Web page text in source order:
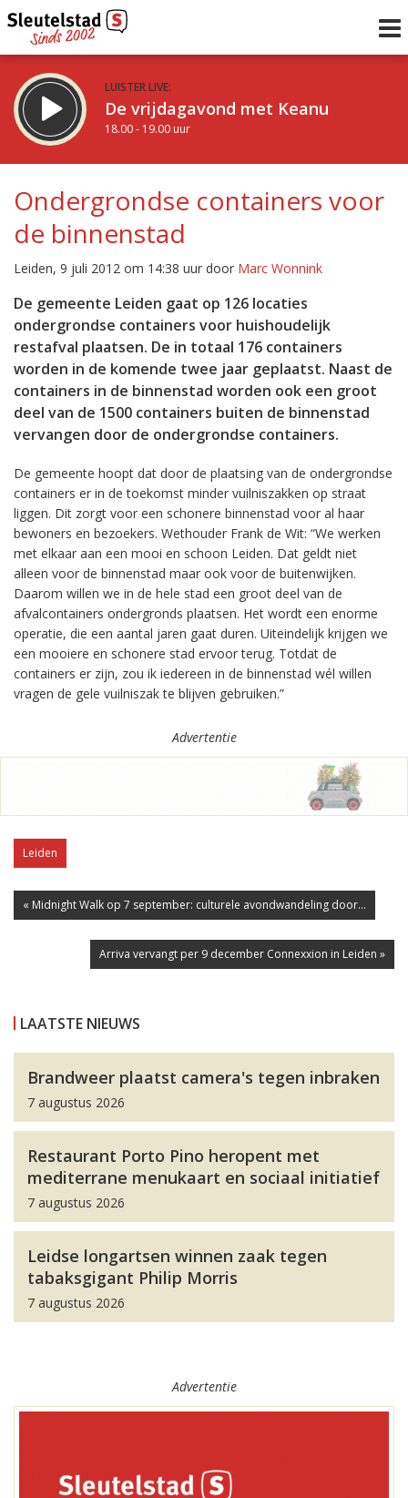
LUISTER LIVE:
De vrijdagavond met Keanu
18.00 - 19.00 uur
De Vrijdagavond met Gijs
19.00 - 21.00 uur
Vorig uur
uur 1 van 0
Inklappen
Ondergrondse containers voor
de binnenstad
Leiden, 9 juli 2012 om 14:38 uur door Marc Wonnink
De gemeente Leiden gaat op 126 locaties
ondergrondse containers voor huishoudelijk
restafval plaatsen. De in totaal 176 containers
worden in de komende twee jaar geplaatst. Naast de
containers in de binnenstad worden ook een groot
deel van de 1500 containers buiten de binnenstad
vervangen door de ondergrondse containers.
De gemeente hoopt dat door de plaatsing van de ondergrondse
containers er in de toekomst minder vuilniszakken op straat
liggen. Dit zorgt voor een schonere binnenstad voor al haar
bewoners en bezoekers. Wethouder Frank de Wit: “We werken
met elkaar aan een mooi en schoon Leiden. Dat geldt niet
alleen voor de binnenstad maar ook voor de buitenwijken.
Daarom willen we in de hele stad een groot deel van de
afvalcontainers ondergronds plaatsen. Het wordt een enorme
operatie, die een aantal jaren gaat duren. Uiteindelijk krijgen we
een mooiere en schonere stad ervoor terug. Totdat de
containers er zijn, zou ik iedereen in de binnenstad wél willen
vragen de gele vuilniszak te blijven gebruiken.”
Advertentie
Leiden
« Midnight Walk op 7 september: culturele avondwandeling door...
Arriva vervangt per 9 december Connexxion in Leiden »
LAATSTE NIEUWS
Brandweer plaatst camera's tegen inbraken
7 augustus 2026
Restaurant Porto Pino heropent met
mediterrane menukaart en sociaal initiatief
7 augustus 2026
Leidse longartsen winnen zaak tegen
tabaksgigant Philip Morris
7 augustus 2026
Advertentie